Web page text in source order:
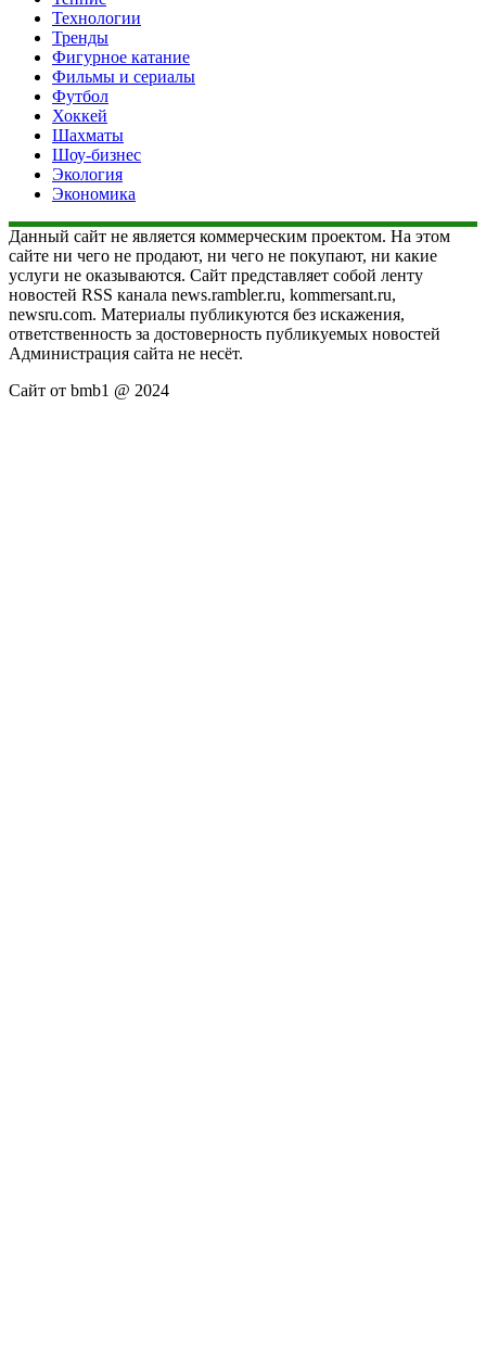
Технологии
Тренды
Фигурное катание
Фильмы и сериалы
Футбол
Хоккей
Шахматы
Шоу-бизнес
Экология
Экономика
Данный сайт не является коммерческим проектом. На этом
сайте ни чего не продают, ни чего не покупают, ни какие
услуги не оказываются. Сайт представляет собой ленту
новостей RSS канала news.rambler.ru, kommersant.ru,
newsru.com. Материалы публикуются без искажения,
ответственность за достоверность публикуемых новостей
Администрация сайта не несёт.
Сайт от bmb1 @ 2024